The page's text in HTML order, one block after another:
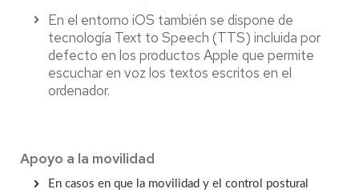
En el entorno iOS también se dispone de
tecnología Text to Speech (TTS) incluida por
defecto en los productos Apple que permite
escuchar en voz los textos escritos en el
ordenador.
Apoyo a la movilidad
En casos en que la movilidad y el control postural